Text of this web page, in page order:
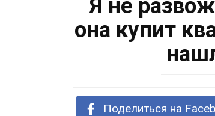
Я не
она купит
Поделиться на